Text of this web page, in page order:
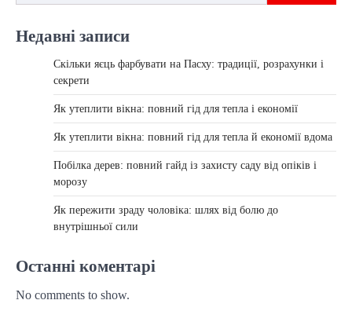
Недавні записи
Скільки яєць фарбувати на Пасху: традиції, розрахунки і
секрети
Як утеплити вікна: повний гід для тепла і економії
Як утеплити вікна: повний гід для тепла й економії вдома
Побілка дерев: повний гайд із захисту саду від опіків і
морозу
Як пережити зраду чоловіка: шлях від болю до
внутрішньої сили
Останні коментарі
No comments to show.